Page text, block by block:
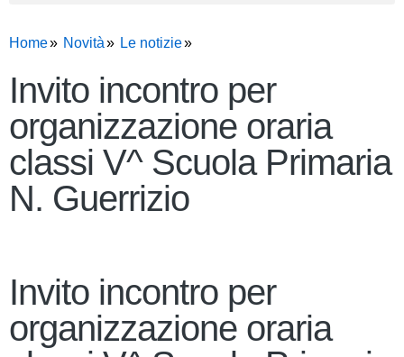
Home Novità Le notizie
Invito incontro per
organizzazione oraria
classi V^ Scuola Primaria
N. Guerrizio
Invito incontro per
organizzazione oraria